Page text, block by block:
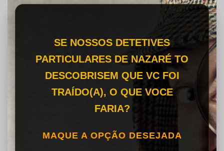
SE NOSSOS DETETIVES
PARTICULARES DE NAZARÉ TO
DESCOBRISEM QUE VC FOI
TRAÍDO(A), O QUE VOCE
FARIA?
MAQUE A OPÇÃO DESEJADA